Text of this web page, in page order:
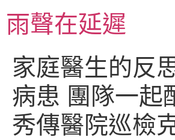
至
主雨聲在延遲
家庭醫生的反
病患 團隊一起
秀傳醫院巡檢